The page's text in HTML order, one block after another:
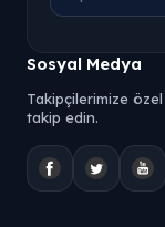
Sosyal Medya
Takipçilerimize
takip edin.